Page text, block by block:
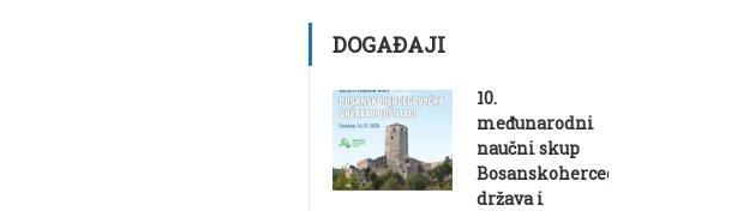
DOGAĐAJI
10.
međunarodni
naučni skup
Bosanskohercegovačka
država i